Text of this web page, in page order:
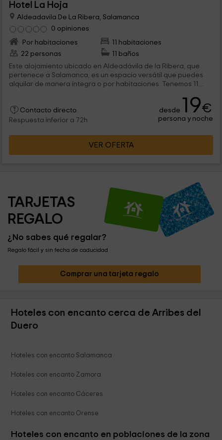
Hotel La Hoja
Aldeadavila De La Ribera, Salamanca
0 opiniones
Por habitaciones
11 habitaciones
22 personas
11 baños
Este alojamiento ubicado en Aldeadávila de la Ribera, que
pertenece a Salamanca, es un espacio versátil que puedes
alquilar de manera íntegra o por habitaciones. Tenemos 11
comodidades (baño privado, televisión..) y donde vas a poder
reponer fuerzas después de hacer turismo por la zona.
Contacto directo
Respuesta inferior a 72h
desde 19€
persona y noche
VER OFERTA
TARJETAS
REGALO
¿No sabes qué regalar?
Regalo fácil y sin fecha de caducidad
Comprar una tarjeta regalo
Hoteles con encanto cerca de Arribes del
Duero
Hoteles con encanto Salamanca
Hoteles con encanto Zamora
Hoteles con encanto Cáceres
Hoteles con encanto Orense
Hoteles con encanto en poblaciones de la zona